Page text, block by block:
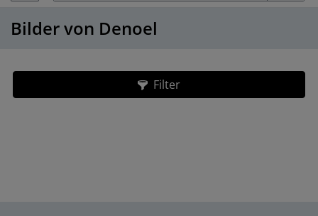
Bilder von Denoel
Filter